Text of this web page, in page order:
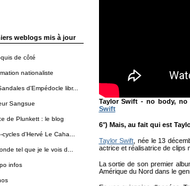
weblogs mis à jour
de côté
nationaliste
d'Empédocle libr...
Sangsue
de Plunkett : le blog
cycles d'Hervé Le Caha...
tel que je le vois d...
infos
Taylor Swift - no body,
Swift
6°) Mais, au fait qui est
Taylor Swift , née le 13
actrice et réalisatrice de clips
La sortie de son premier
Amérique du Nord dans le